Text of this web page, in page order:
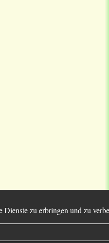
Dienste zu erbringen und zu